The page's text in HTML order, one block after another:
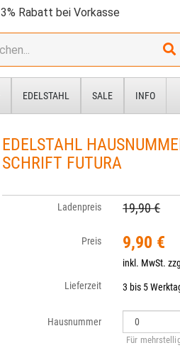
3% Rabatt bei Vorkasse
EDELSTAHL SALE INFO
EDELSTAHL
CHRIFT FUTURA
Ladenpreis 19,90 €
Preis 9,90 €
inkl. MwSt.
Lieferzeit
3 bis 5
Hausnummer
Für